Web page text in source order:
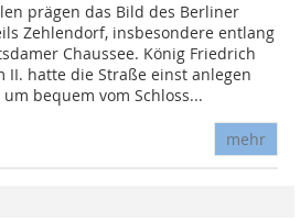
prägen das Bild des Berliner
Zehlendorf, insbesondere entlang
Chaussee. König Friedrich
II. hatte die Straße einst anlegen
um bequem vom Schloss...
mehr